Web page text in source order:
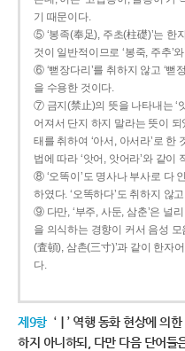
기 때문이다.
⑤ ‘봉족(奉足), 주초(柱礎)’는 한
것이 일반적이므로 ‘봉죽, 주추’
⑥ ‘뻗장다리’를 취하지 않고 ‘뻗
을 수용한 것이다.
⑦ 금지(禁止)의 뜻을 나타내는 ‘
어져서 단지 하지 말라는 뜻이
태를 취하여 ‘아서, 아서라’로 한
법에 따라 ‘앗어, 앗어라’와 같이
⑧ ‘오똑이’도 명사나 부사로 다
하였다. ‘오똑하다’도 취하지 않
⑨ 다만, ‘부주, 사둔, 삼춘’은 널
을 의식하는 경향이 커서 음성
(査頓), 삼촌(三寸)’과 같이 한자
다.
제9항 ‘ㅣ’ 역행 동화 현상에 의
하지 아니하되, 다만 다음 단어들